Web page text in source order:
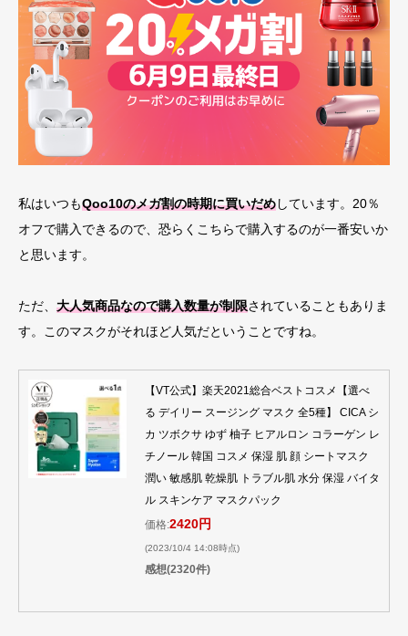
私はいつもQoo10のメガ割の時期に買いだめしています。20％
オフで購入できるので、恐らくこちらで購入するのが一番安いか
と思います。
ただ、 大人気商品なので購入数量が制限されていることもありま
す。このマスクがそれほど人気だということですね。
【VT公式】楽天2021総合ベストコスメ【選べ
る デイリー スージング マスク 全5種】 CICA シ
カ ツボクサ ゆず 柚子 ヒアルロン コラーゲン レ
チノール 韓国 コスメ 保湿 肌 顔 シートマスク
潤い 敏感肌 乾燥肌 トラブル肌 水分 保湿 バイタ
ル スキンケア マスクパック
価格:2420円
(2023/10/4 14:08時点)
感想(2320件)